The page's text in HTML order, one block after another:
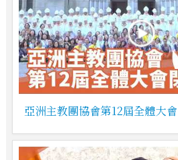
亞洲主教團協會第12屆全體大